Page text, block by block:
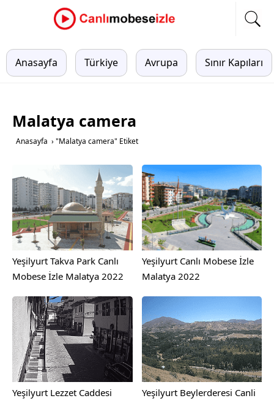
Anasayfa Türkiye Avrupa Sınır Kapıları
Malatya camera
Anasayfa › "Malatya camera" Etiket
Yeşilyurt Takva Park Canlı
Mobese İzle Malatya 2022
Yeşilyurt Canlı Mobese İzle
Malatya 2022
Yeşilyurt Lezzet Caddesi
Yeşilyurt Beylerderesi Canli